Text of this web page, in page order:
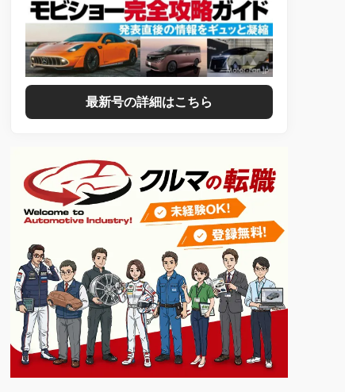
最新号の詳細はこちら